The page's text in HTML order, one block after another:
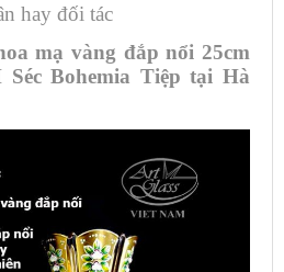
hay đối tác
mạ vàng đắp nổi 25cm
Bohemia Tiệp tại Hà